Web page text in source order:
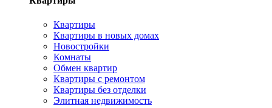
Квартиры
Квартиры в новых домах
Новостройки
Комнаты
Обмен квартир
Квартиры с ремонтом
Квартиры без отделки
Элитная недвижимость